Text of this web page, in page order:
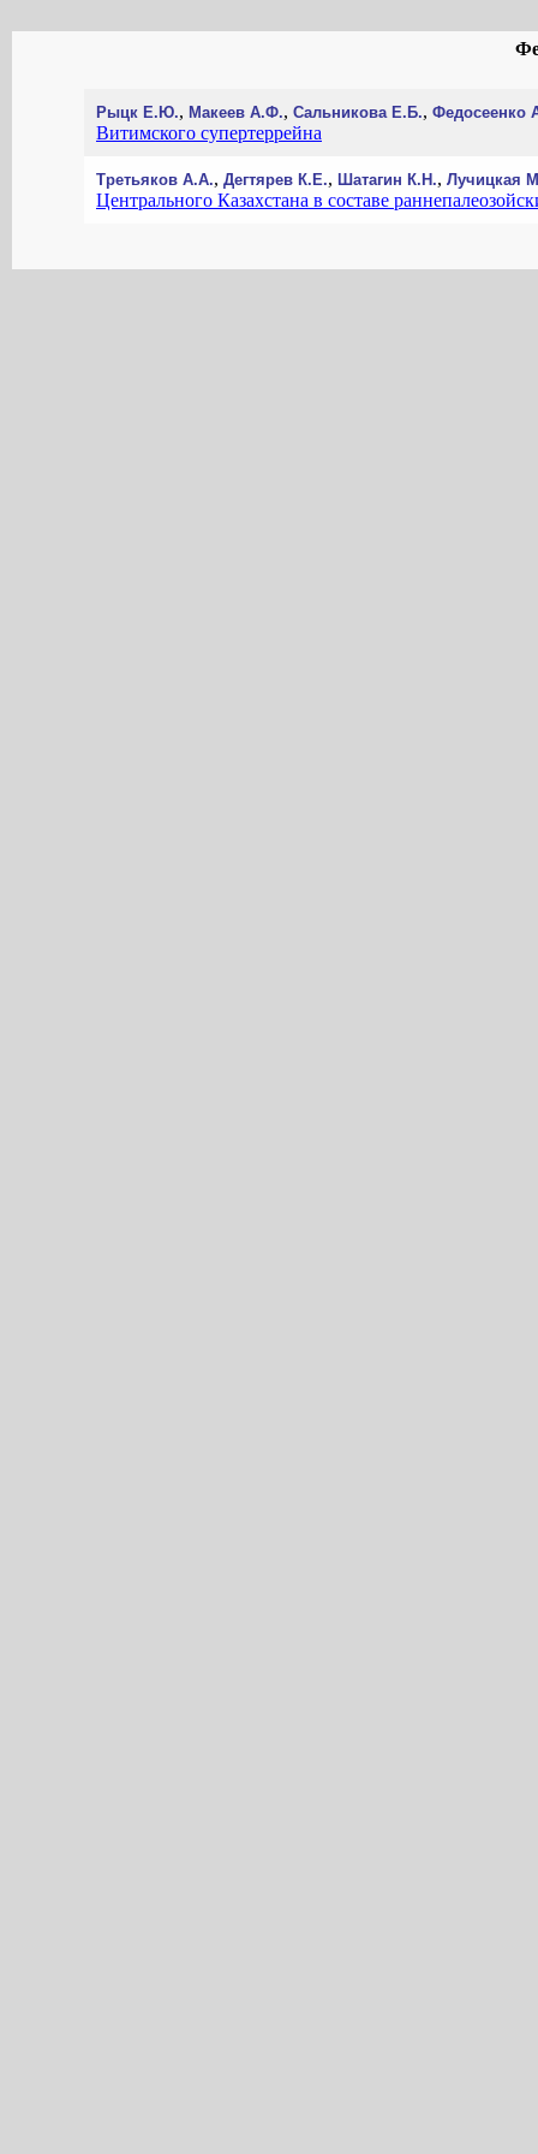
Рыцк Е.Ю., Макеев А.Ф., Сальникова Е.Б., Федосеенко
Витимского супертеррейна
Третьяков А.А., Дегтярев К.Е., Шатагин К.Н., Лучицкая
Центрального Казахстана в составе